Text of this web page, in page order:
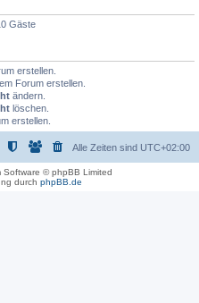
Gäste
erstellen.
Forum erstellen.
ändern.
löschen.
erstellen.
Alle Zeiten sind UTC+02:00
Software © phpBB Limited
durch phpBB.de